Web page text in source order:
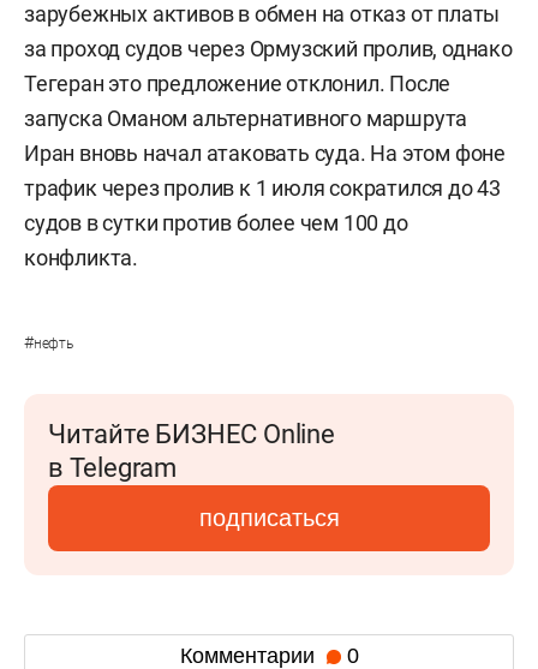
зарубежных активов в обмен на отказ от платы
за проход судов через Ормузский пролив, однако
Тегеран это предложение отклонил. После
запуска Оманом альтернативного маршрута
Иран вновь начал атаковать суда. На этом фоне
трафик через пролив к 1 июля сократился до 43
судов в сутки против более чем 100 до
конфликта.
#нефть
Читайте БИЗНЕС Online
в Telegram
подписаться
Комментарии 0